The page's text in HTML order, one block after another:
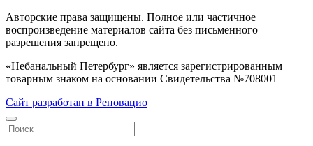
Авторские права защищены. Полное или частичное
воспроизведение материалов сайта без письменного
разрешения запрещено.
«Небанальный Петербург» является зарегистрированным
товарным знаком на основании Свидетельства №708001
Сайт разработан в Реновацио